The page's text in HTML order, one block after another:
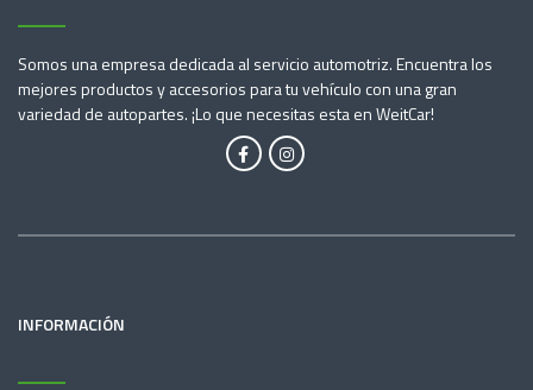
Somos una empresa dedicada al servicio automotriz. Encuentra los
mejores productos y accesorios para tu vehículo con una gran
variedad de autopartes. ¡Lo que necesitas esta en WeitCar!
INFORMACIÓN